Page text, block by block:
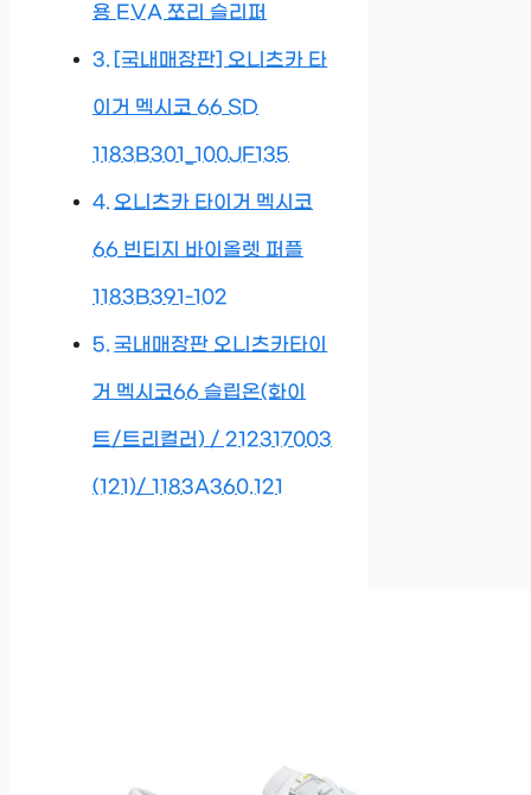
용 EVA 쪼리 슬리퍼
[국내매장판] 오니츠카 타
이거 멕시코 66 SD
1183B301_100JF135
오니츠카 타이거 멕시코
66 빈티지 바이올렛 퍼플
1183B391-102
국내매장판 오니츠카타이
거 멕시코66 슬립온(화이
트/트리컬러) / 212317003
(121)/ 1183A360.121